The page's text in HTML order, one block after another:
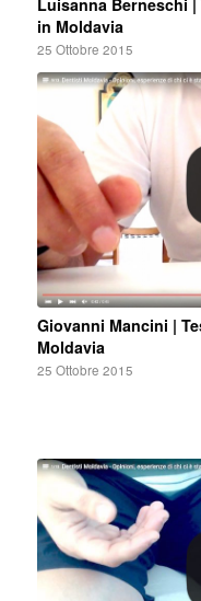
Luisanna Berneschi
in Moldavia
25 Ottobre 2015
Giovanni Mancini |
Moldavia
25 Ottobre 2015